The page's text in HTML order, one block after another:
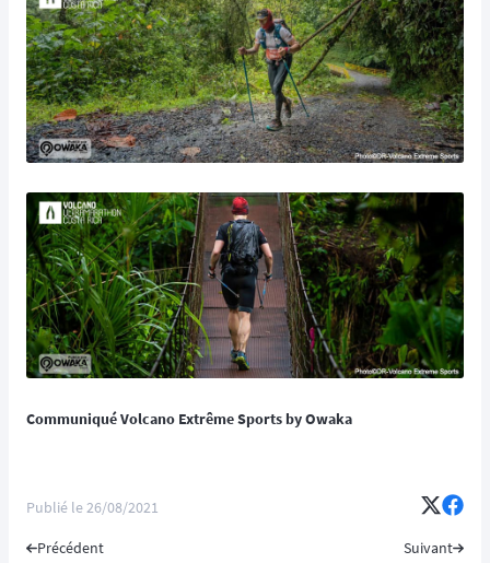
Communiqué Volcano Extrême Sports by Owaka
Publié le26/08/2021
Précédent Suivant